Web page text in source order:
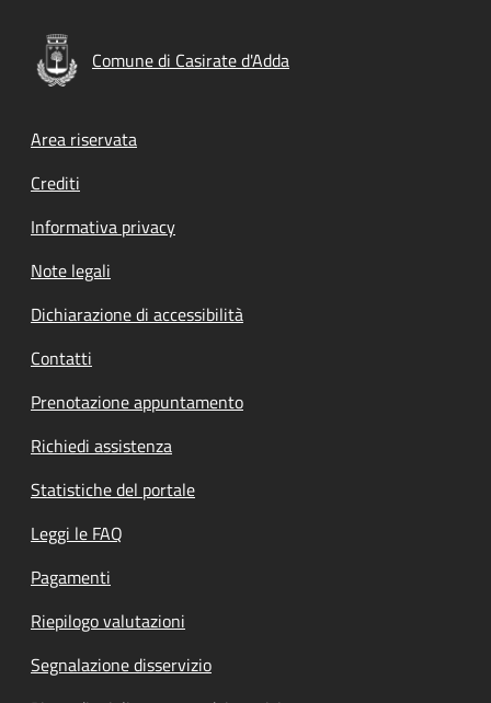
Comune di Casirate d'Adda
Footer menu
Area riservata
Crediti
Informativa privacy
Note legali
Dichiarazione di accessibilità
Contatti
Prenotazione appuntamento
Richiedi assistenza
Statistiche del portale
Leggi le FAQ
Pagamenti
Riepilogo valutazioni
Segnalazione disservizio